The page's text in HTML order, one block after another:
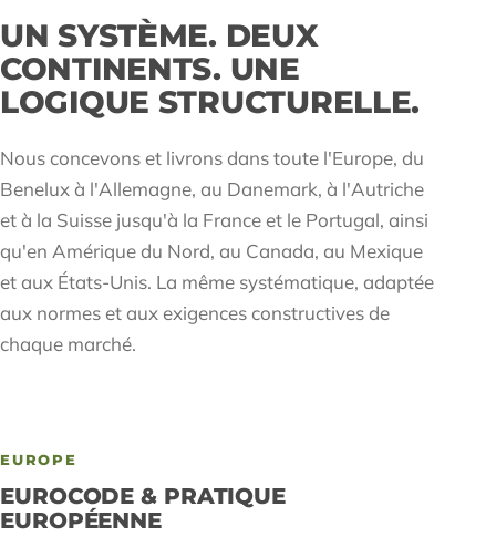
UN SYSTÈME. DEUX
CONTINENTS. UNE
LOGIQUE STRUCTURELLE.
Nous concevons et livrons dans toute l'Europe, du
Benelux à l'Allemagne, au Danemark, à l'Autriche
et à la Suisse jusqu'à la France et le Portugal, ainsi
qu'en Amérique du Nord, au Canada, au Mexique
et aux États-Unis. La même systématique, adaptée
aux normes et aux exigences constructives de
chaque marché.
EUROPE
EUROCODE & PRATIQUE
EUROPÉENNE